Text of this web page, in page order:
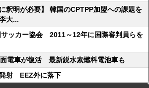
釈明が必要】 韓国のCPTPP加盟への課題を
大...
サッカー協会 2011～12年に国際審判員らを
電車が復活 最新鋭水素燃料電池車も
射 EEZ外に落下